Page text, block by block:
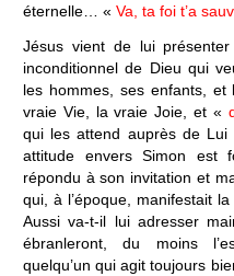
éternelle… « Va, ta foi t’a
Jésus vient de lui
inconditionnel de Dieu qui
les hommes, ses enfants,
vraie Vie, la vraie Joie, et «
qui les attend auprès de
attitude envers Simon est
répondu à son invitation et
qui, à l’époque, manifestait
Aussi va-t-il lui adresser
ébranleront, du moins
quelqu’un qui agit toujours